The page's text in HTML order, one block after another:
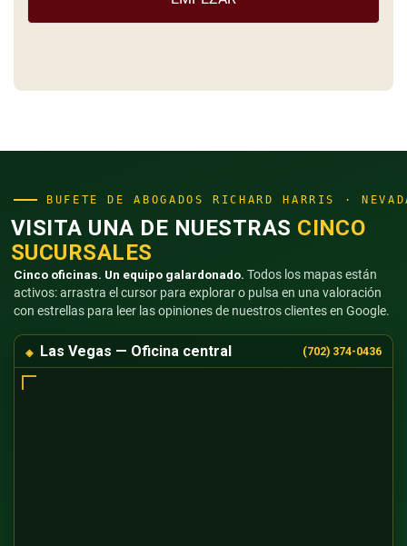
BUFETE DE ABOGADOS RICHARD HARRIS ·
VISITA UNA DE NUESTRAS CINCO
SUCURSALES
Cinco oficinas. Un equipo galardonado. Todos los mapas están
activos: arrastra el cursor para explorar o pulsa en una valoración
con estrellas para leer las opiniones de nuestros clientes en Google.
Las Vegas — Oficina central (702) 374-0436